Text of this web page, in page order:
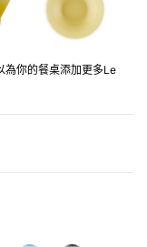
為你的餐桌添加更多Le